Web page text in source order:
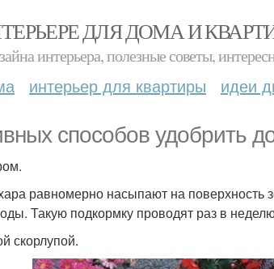
ДЛЯ ДОМА И
интерьера, полезные советы,
интерьер для квартиры идеи
способов удобрить
равномерно насыпают на
Такую подкормку проводят раз в
скорлупой.